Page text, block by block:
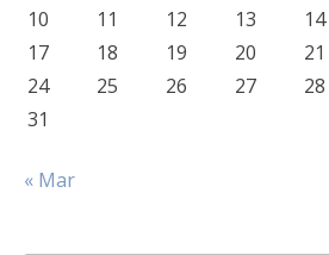
10
11 12 13 14
17
18 19 20 21
24
25 26 27 28
31
« Mar